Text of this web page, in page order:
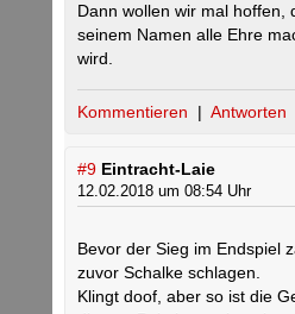
Dann wollen wir mal hoffen,
seinem Namen alle Ehre
wird.
Kommentieren | Antworten
#9 Eintracht-Laie
12.02.2018 um 08:54 Uhr
Bevor der Sieg im Endspiel
zuvor Schalke schlagen.
Klingt doof, aber so ist die